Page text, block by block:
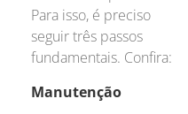
Para isso, é preciso
seguir três passos
fundamentais. Confira:
Manutenção